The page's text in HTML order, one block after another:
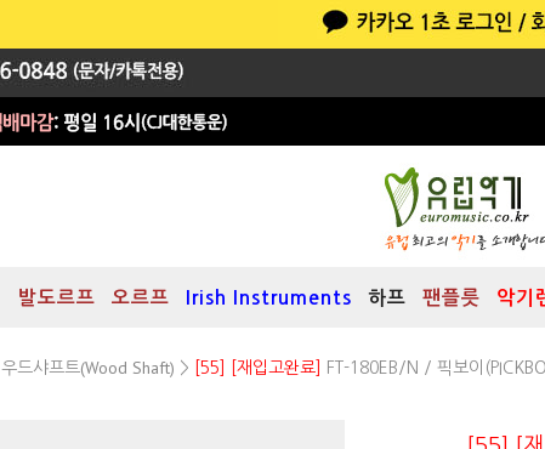
발도르프 오르프 Irish Instruments 하프 팬플릇 악기
우드샤프트(Wood Shaft) > [55] [재입고완료] FT-180EB/N / 픽보이